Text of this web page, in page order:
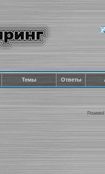
Темы Ответы